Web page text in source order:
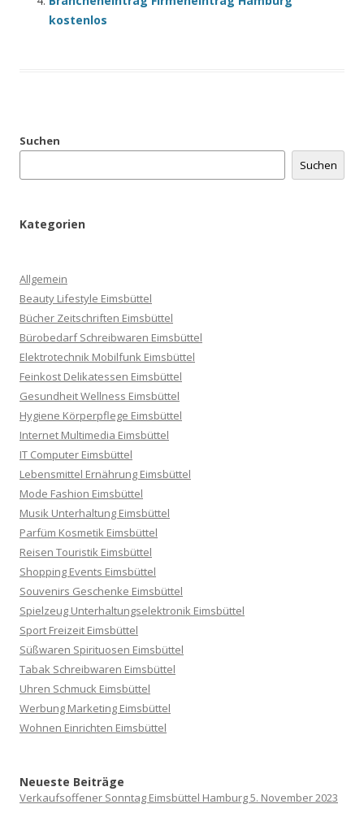
kostenlos
Suchen
Suchen
Kategorien
Allgemein
Beauty Lifestyle Eimsbüttel
Bücher Zeitschriften Eimsbüttel
Bürobedarf Schreibwaren Eimsbüttel
Elektrotechnik Mobilfunk Eimsbüttel
Feinkost Delikatessen Eimsbüttel
Gesundheit Wellness Eimsbüttel
Hygiene Körperpflege Eimsbüttel
Internet Multimedia Eimsbüttel
IT Computer Eimsbüttel
Lebensmittel Ernährung Eimsbüttel
Mode Fashion Eimsbüttel
Musik Unterhaltung Eimsbüttel
Parfüm Kosmetik Eimsbüttel
Reisen Touristik Eimsbüttel
Shopping Events Eimsbüttel
Souvenirs Geschenke Eimsbüttel
Spielzeug Unterhaltungselektronik Eimsbüttel
Sport Freizeit Eimsbüttel
Süßwaren Spirituosen Eimsbüttel
Tabak Schreibwaren Eimsbüttel
Uhren Schmuck Eimsbüttel
Werbung Marketing Eimsbüttel
Wohnen Einrichten Eimsbüttel
Neueste Beiträge
Verkaufsoffener Sonntag Eimsbüttel Hamburg 5. November 2023